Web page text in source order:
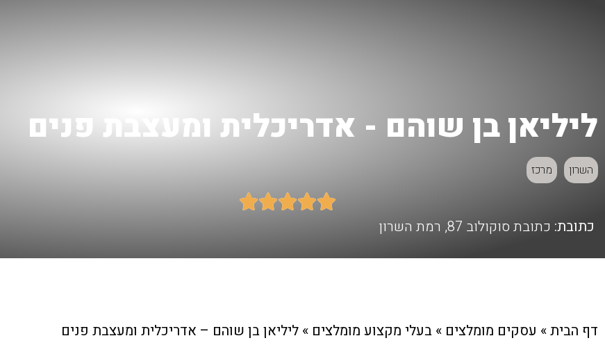
ליליאן בן שוהם - אדריכלית ומעצבת פנים
השרון מרכז





כתובת: כתובת סוקולוב 87, רמת השרון
דף הבית» עסקים מומלצים » בעלי מקצוע מומלצים » ליליאן בן שוהם – אדריכלית ומעצבת פנים